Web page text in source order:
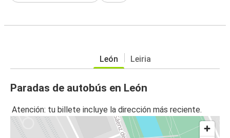
León Leiria
Paradas de autobús en León
Atención: tu billete incluye la dirección más reciente.